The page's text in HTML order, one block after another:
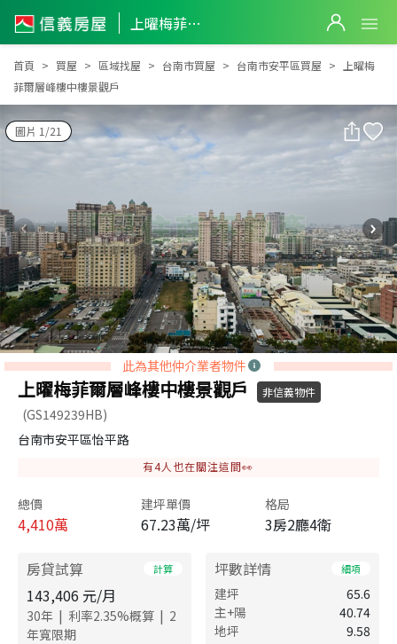
上曜梅菲爾層峰樓中樓景觀戶
上曜梅菲爾層峰樓中樓景觀戶
首頁 買屋 區域找屋 台南市買屋 台南市安平區買屋
上曜梅
菲爾層峰樓中樓景觀戶
圖片 1/21
此為其他仲介業者物件
上曜梅菲爾層峰樓中樓景觀戶 非信義物件
(GS149239HB)
台南市安平區怡平路
有4人也在關注這間👀
總價
4,410萬
建坪單價
67.23萬/坪
格局
3房2廳4衛
房貸試算 計算
143,406 元/月
30年 | 利率2.35%概算 | 2
年寬限期
坪數詳情 細項
建坪
65.6
主+陽
40.74
地坪
9.58